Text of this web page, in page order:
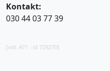
Kontakt:
030 44 03 77 39
[vid: 471 - id 729270]